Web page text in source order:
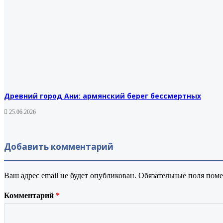
Древний город Ани: армянский берег бессмертных
25.06.2026
Добавить комментарий
Ваш адрес email не будет опубликован. Обязательные поля
Комментарий *